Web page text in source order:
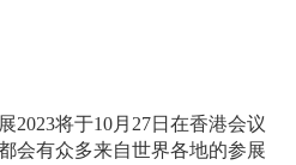
2023将于10月27日在香港会议
会有众多来自世界各地的参展